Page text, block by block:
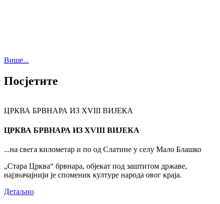
Више...
Посјетите
ЦРКВА БРВНАРА ИЗ XVIII ВИЈЕКА
ЦРКВА БРВНАРА ИЗ XVIII ВИЈЕКА
...на свега километар и по од Слатине у селу Мало Блашко
„Стара Црква“ брвнара, објекат под заштитом државе,
најзначајнији је споменик културе народа овог краја.
Детаљно